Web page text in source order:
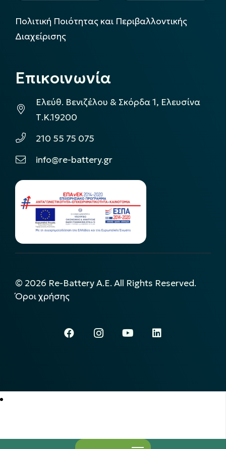
Πολιτική Ποιότητας και Περιβαλλοντικής
Διαχείρισης
Επικοινωνία
Ελεύθ. Βενιζέλου & Σκόρδα 1, Ελευσίνα
Τ.Κ.19200
210 55 75 075
info@re-battery.gr
© 2026 Re-Battery A.E. All Rights Reserved.
Όροι χρήσης